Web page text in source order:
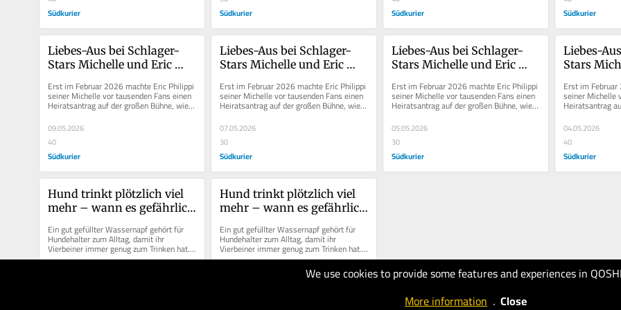
We use cookies to provide some features and experiences in
More information . Close
Südkurier Südkurier Südkurier Südkurier
Liebes-Aus bei Schlager-
Stars Michelle und Eric
überhaupt nicht gut“
Erst im Februar 2026 machte Eric Philippi
seiner Michelle vor tausenden Fans einen
Heiratsantrag auf der großen Bühne, wie
unter anderem das...
09.05.2026
40
Südkurier
Liebes-Aus bei Schlager-
Stars Michelle und Eric
überhaupt nicht gut“
Erst im Februar 2026 machte Eric Philippi
seiner Michelle vor tausenden Fans einen
Heiratsantrag auf der großen Bühne, wie
unter anderem das...
07.05.2026
30
Südkurier
Liebes-Aus bei Schlager-
Stars Michelle und Eric
überhaupt nicht gut“
Erst im Februar 2026 machte Eric Philippi
seiner Michelle vor tausenden Fans einen
Heiratsantrag auf der großen Bühne, wie
unter anderem das...
05.05.2026
30
Südkurier
Liebes-
Stars
Erst im
seiner Michelle
Heiratsantrag
unter anderem
04.05.2026
40
Südkurier
Hund trinkt plötzlich viel
mehr – wann es gefährlich
Ein gut gefüllter Wassernapf gehört für
Hundehalter zum Alltag, damit ihr
Vierbeiner immer genug zum Trinken hat.
Aber was ist, wenn der Hund...
Hund trinkt plötzlich viel
mehr – wann es gefährlich
Ein gut gefüllter Wassernapf gehört für
Hundehalter zum Alltag, damit ihr
Vierbeiner immer genug zum Trinken hat.
Aber was ist, wenn der Hund...